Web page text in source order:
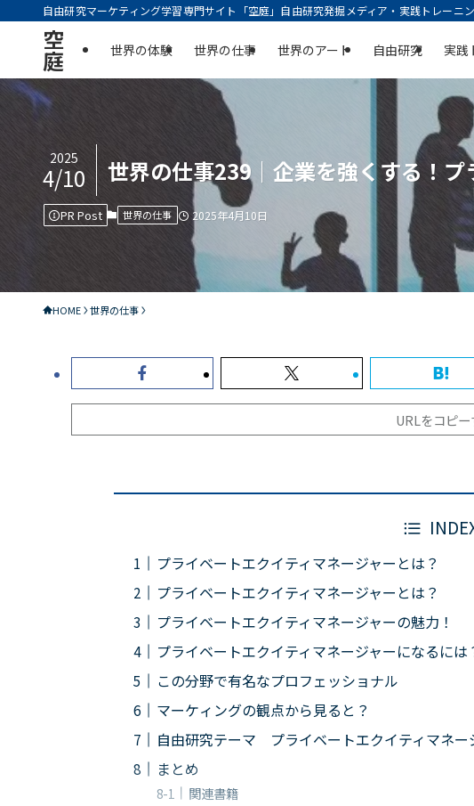
自由研究マーケティング学習専門サイト「空庭」自由研究発掘メディア・実践トレーニ
空
庭 世界の体験 世界の仕事 世界のアート 自由研究 実践
世界の仕事239｜企業を強くする！
2025
4/10
PR Post 世界の仕事 2025年4月10日
HOME 世界の仕事
URLをコピー
プライベートエクイティマネージャーとは？
プライベートエクイティマネージャーとは？
プライベートエクイティマネージャーの魅力！
プライベートエクイティマネージャーになるには
この分野で有名なプロフェッショナル
マーケィングの観点から見ると？
自由研究テーマ プライベートエクイティマネー
まとめ
関連書籍